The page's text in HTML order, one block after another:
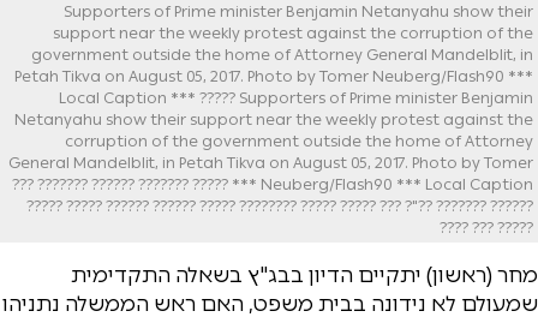
Supporters of Prime minister Benjamin Netanyahu show their
support near the weekly protest against the corruption of the
government outside the home of Attorney General Mandelblit, in
Petah Tikva on August 05, 2017. Photo by Tomer Neuberg/Flash90 ***
Local Caption *** ????? Supporters of Prime minister Benjamin
Netanyahu show their support near the weekly protest against the
corruption of the government outside the home of Attorney
General Mandelblit, in Petah Tikva on August 05, 2017. Photo by Tomer
Neuberg/Flash90 *** Local Caption *** ????? ??????? ?????? ??????? ???
?????? ??????? ??"? ??? ????? ????? ???????? ????? ?????? ?????? ????? ?????
????? ??? ????
מחר (ראשון) יתקיים הדיון בבג"ץ בשאלה התקדימית
שמעולם לא נידונה בבית משפט, האם ראש הממשלה נתניהו